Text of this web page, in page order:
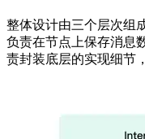
整体设计由三个层次组
负责在节点上保存消息
责封装底层的实现细节